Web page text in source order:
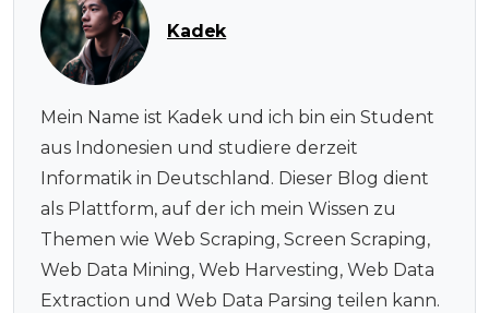
Kadek
Mein Name ist Kadek und ich bin ein Student
aus Indonesien und studiere derzeit
Informatik in Deutschland. Dieser Blog dient
als Plattform, auf der ich mein Wissen zu
Themen wie Web Scraping, Screen Scraping,
Web Data Mining, Web Harvesting, Web Data
Extraction und Web Data Parsing teilen kann.